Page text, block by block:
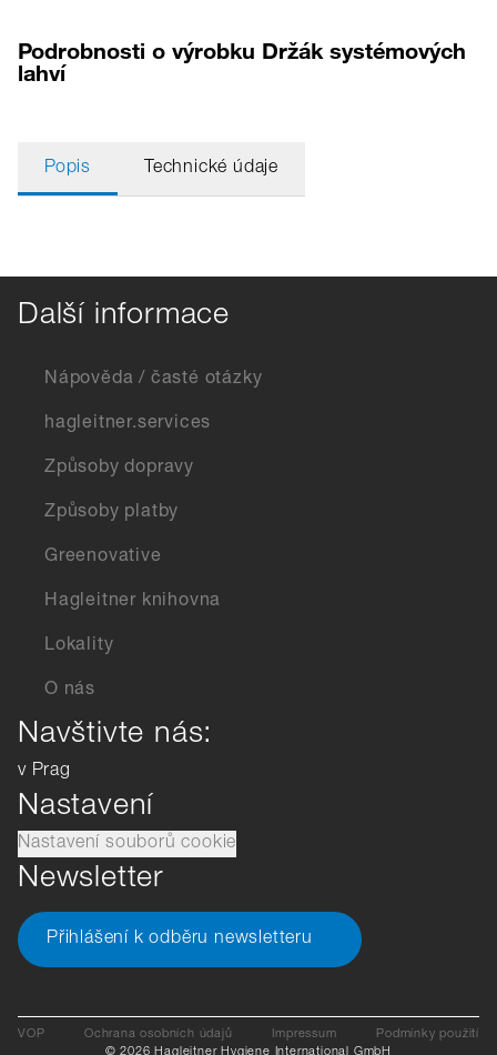
Podrobnosti o výrobku Držák systémových
lahví
Popis Technické údaje
Další informace
Nápověda / časté otázky
hagleitner.services
Způsoby dopravy
Způsoby platby
Greenovative
Hagleitner knihovna
Lokality
O nás
Navštivte nás:
v Prag
Nastavení
Nastavení souborů cookie
Newsletter
Přihlášení k odběru newsletteru
VOP Ochrana osobních údajů Impressum
Podmínky použití
© 2026 Hagleitner Hygiene International GmbH